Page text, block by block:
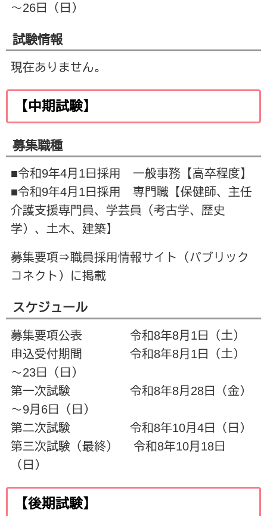
～26日（日）
試験情報
現在ありません。
【中期試験】
募集職種
■令和9年4月1日採用 一般事務【高卒程度】
■令和9年4月1日採用 専門職【保健師、主任
介護支援専門員、学芸員（考古学、歴史
学）、土木、建築】
募集要項⇒職員採用情報サイト（パブリック
コネクト）に掲載
スケジュール
募集要項公表 令和8年8月1日（土）
申込受付期間 令和8年8月1日（土）
～23日（日）
第一次試験 令和8年8月28日（金）
～9月6日（日）
第二次試験 令和8年10月4日（日）
第三次試験（最終） 令和8年10月18日
（日）
【後期試験】